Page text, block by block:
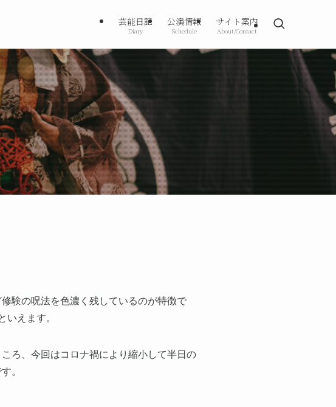
芸能日記
Diary
公演情報
Schedule
サイト案内
About/Contact
験の呪法を色濃く残しているのが特徴で
いえます。
ろ、今回はコロナ禍により縮小して半日の
。